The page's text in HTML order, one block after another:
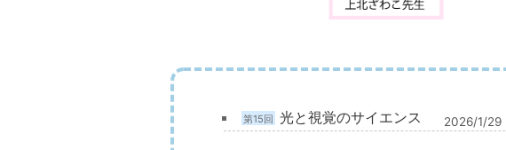
第15回 光と視覚のサイエンス 2026/1/29